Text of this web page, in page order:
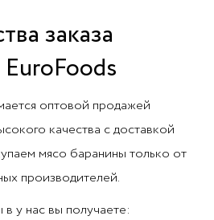
заказа
оптовой продажей
качества с доставкой
мясо баранины только от
производителей.
у нас вы получаете: